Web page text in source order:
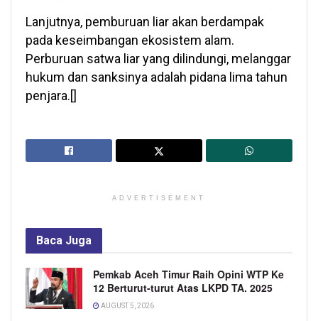
Lanjutnya, pemburuan liar akan berdampak
pada keseimbangan ekosistem alam.
Perburuan satwa liar yang dilindungi, melanggar
hukum dan sanksinya adalah pidana lima tahun
penjara.[]
ADVERTISEMENT
Baca Juga
Pemkab Aceh Timur Raih Opini WTP Ke
12 Berturut-turut Atas LKPD TA. 2025
AUGUST 5, 2026